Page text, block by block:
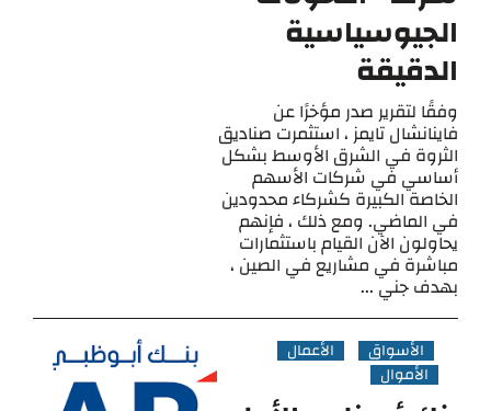
الجيوسياسية
الدقيقة
وفقًا لتقرير صدر مؤخرًا عن
فاينانشال تايمز ، استثمرت صناديق
الثروة في الشرق الأوسط بشكل
أساسي في شركات الأسهم
الخاصة الكبيرة كشركاء محدودين
في الماضي. ومع ذلك ، فإنهم
يحاولون الآن القيام باستثمارات
مباشرة في مشاريع في الصين ،
بهدف جني ...
الأسواق
الأعمال
الأموال